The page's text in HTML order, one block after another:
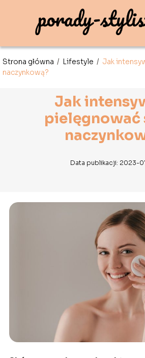
Strona główna / Lifestyle / Jak
naczynkową?
Jak
pielęgnować
Data publikacji: 2023-